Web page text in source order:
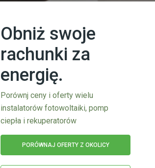
Obniż swoje
rachunki za
energię.
Porównj ceny i oferty wielu
instalatorów fotowoltaiki, pomp
ciepła i rekuperatorów
PORÓWNAJ OFERTY Z OKOLICY